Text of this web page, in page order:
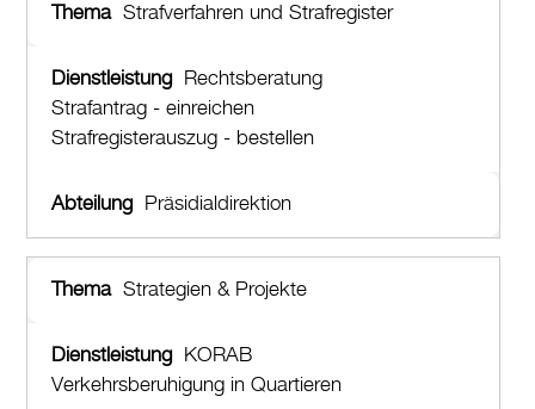
Strafverfahren und Strafregister
Rechtsberatung
Strafantrag - einreichen
Strafregisterauszug - bestellen
Präsidialdirektion
Strategien & Projekte
KORAB
Verkehrsberuhigung in Quartieren